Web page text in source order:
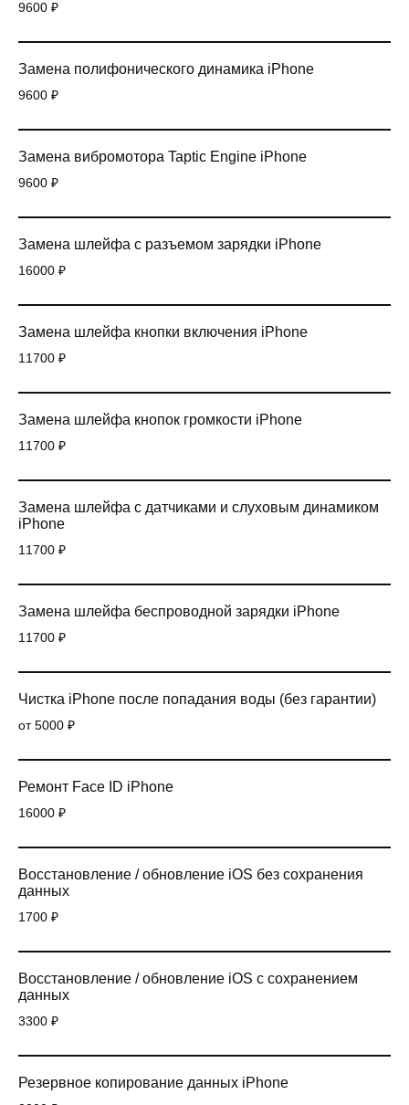
9600 ₽
Замена полифонического динамика iPhone
9600 ₽
Замена вибромотора Taptic Engine iPhone
9600 ₽
Замена шлейфа с разъемом зарядки iPhone
16000 ₽
Замена шлейфа кнопки включения iPhone
11700 ₽
Замена шлейфа кнопок громкости iPhone
11700 ₽
Замена шлейфа с датчиками и слуховым динамиком
iPhone
11700 ₽
Замена шлейфа беспроводной зарядки iPhone
11700 ₽
Чистка iPhone после попадания воды (без гарантии)
от 5000 ₽
Ремонт Face ID iPhone
16000 ₽
Восстановление / обновление iOS без сохранения
данных
1700 ₽
Восстановление / обновление iOS с сохранением
данных
3300 ₽
Резервное копирование данных iPhone